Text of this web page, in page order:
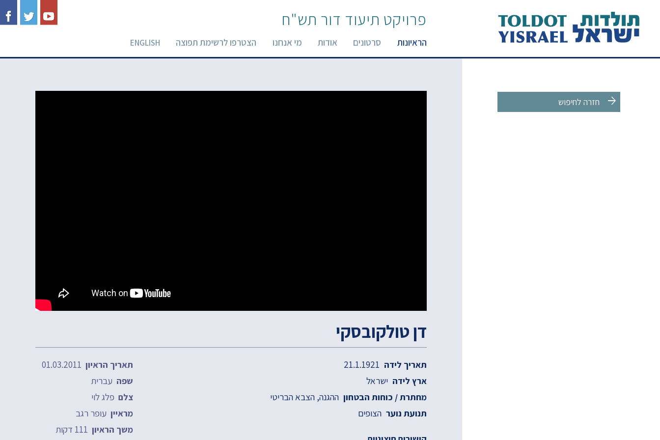
פרויקט תיעוד דור תש"ח
הראיונות סרטונים אודות מי אנחנו הצטרפו לרשימת תפוצה ENGLISH
arrow_forward חזרה לחיפוש
דן טולקובסקי
תאריך לידה
ארץ לידה ישראל
מחתרת / כוחות הבטחון ההגנה הצבא הבריטי
תנועת נוער הצופים
תאריך הראיון
שפה עברית
צלם פלג לוי
מראיין עופר רגב
משך הראיון